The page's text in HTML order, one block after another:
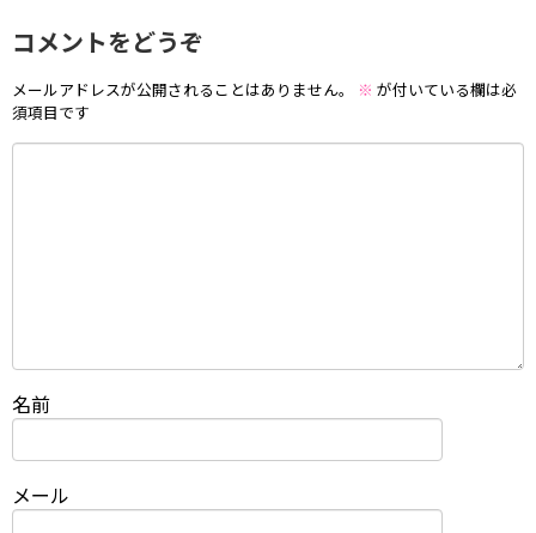
コメントをどうぞ
メールアドレスが公開されることはありません。 ※ が付いている欄は必
須項目です
名前
メール